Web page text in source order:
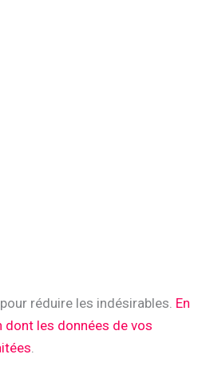
réduire les indésirables. En
les données de vos